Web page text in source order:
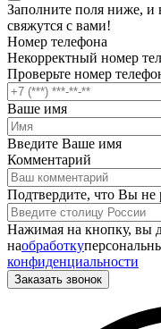
Заполните поля ниже,
свяжутся с вами!
Номер телефона
Некорректный номер
Проверьте номер
Ваше имя
Введите Ваше имя
Комментарий
Подтвердите, что Вы не
Нажимая на кнопку, вы
наобработку
конфиденциальности
Заказать звонок